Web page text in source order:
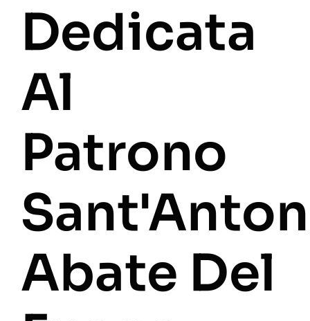
Dedicata
Al
Patrono
Abate Del